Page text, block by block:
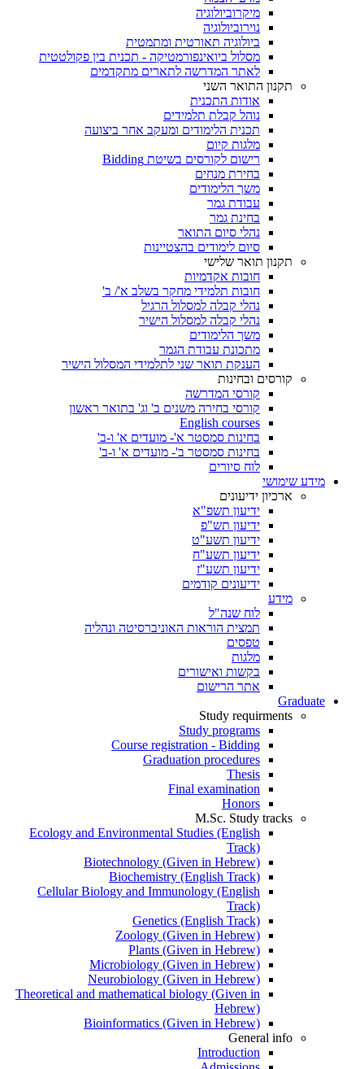
מיקרוביולוגיה
נוירוביולוגיה
ביולוגיה תאורטית ומתמטית
מסלול ביואינפורמטיקה - תכנית בין פקולטטית
לאתר המדרשה לתארים מתקדמים
תקנון התואר השני
אודות התכנית
נוהל קבלת תלמידים
תכנית הלימודים ומעקב אחר ביצועה
מלגות קיום
רישום לקורסים בשיטת Bidding
בחירת מנחים
משך הלימודים
עבודת גמר
בחינת גמר
נהלי סיום התואר
סיום לימודים בהצטיינות
תקנון תואר שלישי
חובות אקדמיות
חובות תלמידי מחקר בשלב א'/ ב'
נהלי קבלה למסלול הרגיל
נהלי קבלה למסלול הישיר
משך הלימודים
מתכונת עבודת הגמר
הענקת תואר שני לתלמידי המסלול הישיר
קורסים ובחינות
קורסי המדרשה
קורסי בחירה משנים ב' וג' בתואר ראשון
English courses
בחינות סמסטר א'- מועדים א' ו-ב'
בחינות סמסטר ב'- מועדים א' ו-ב'
לוח סיורים
מידע שימושי
ארכיון ידיעונים
ידיעון תשפ"א
ידיעון תש"פ
ידיעון תשע"ט
ידיעון תשע"ח
ידיעון תשע"ז
ידיעונים קודמים
מידע
לוח שנה"ל
תמצית הוראות האוניברסיטה ונהליה
טפסים
מלגות
בקשות ואישורים
אתר הרישום
Graduate
Study requirments
Study programs
Course registration - Bidding
Graduation procedures
Thesis
Final examination
Honors
M.Sc. Study tracks
Ecology and Environmental Studies (English
Track)
Biotechnology (Given in Hebrew)
Biochemistry (English Track)
Cellular Biology and Immunology (English
Track)
Genetics (English Track)
Zoology (Given in Hebrew)
Plants (Given in Hebrew)
Microbiology (Given in Hebrew)
Neurobiology (Given in Hebrew)
Theoretical and mathematical biology (Given in
Hebrew)
Bioinformatics (Given in Hebrew)
General info
Introduction